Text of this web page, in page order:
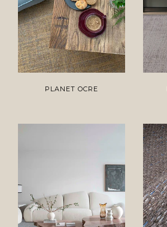
PLANET OCRE